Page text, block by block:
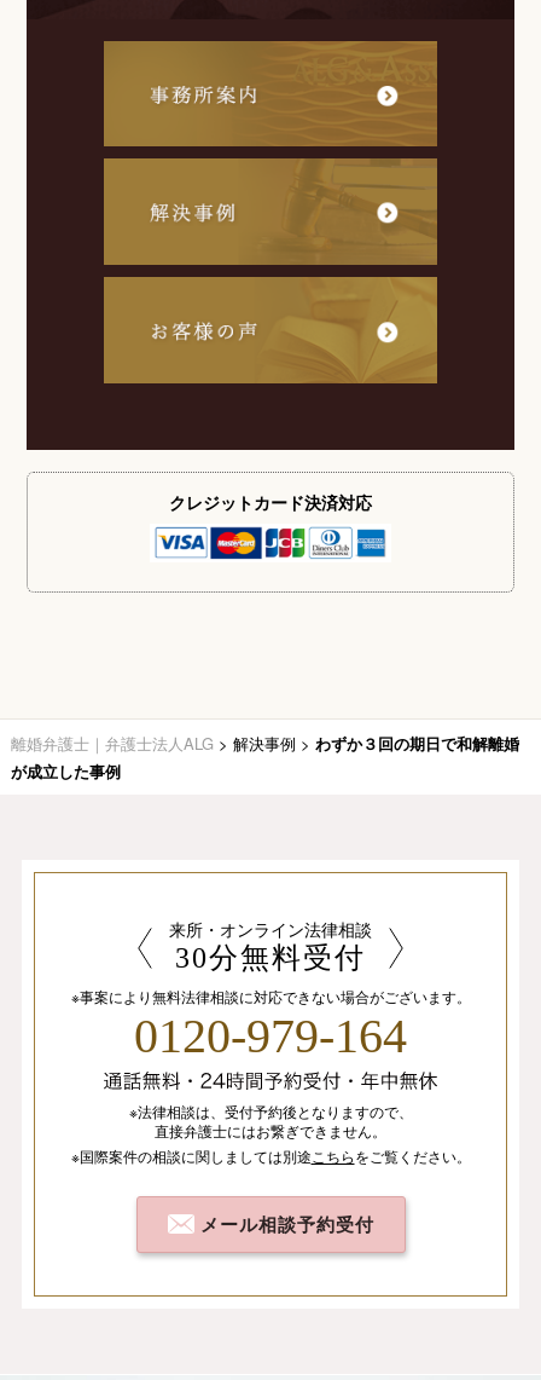
クレジットカード決済対応
離婚弁護士｜弁護士法人ALG > 解決事例 > わずか３回の期日で和解離婚
が成立した事例
来所・オンライン法律相談
30分無料受付
※事案により無料法律相談に対応できない場合がございます。
0120-979-164
※法律相談は、 受付予約後となりますので、
直接弁護士にはお繋ぎできません。
※国際案件の相談に関しましては別途 こちらをご覧ください。
メール相談予約受付